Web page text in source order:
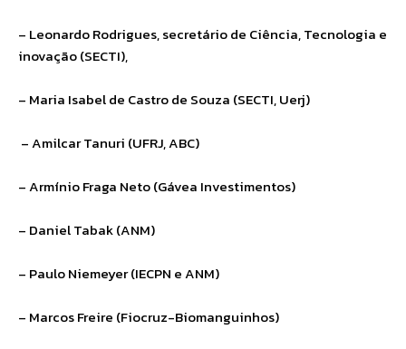
– Leonardo Rodrigues, secretário de Ciência, Tecnologia e
inovação (SECTI),
– Maria Isabel de Castro de Souza (SECTI, Uerj)
– Amilcar Tanuri (UFRJ, ABC)
– Armínio Fraga Neto (Gávea Investimentos)
– Daniel Tabak (ANM)
– Paulo Niemeyer (IECPN e ANM)
– Marcos Freire (Fiocruz-Biomanguinhos)